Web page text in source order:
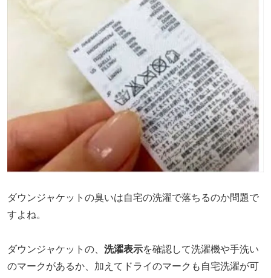
ダウンジャケットの臭いは自宅の洗濯で落ちるのか問題で
すよね。
ダウンジャケットの、 洗濯表示を確認して洗濯機や手洗い
のマークがあるか、加えてドライのマークも自宅洗濯が可